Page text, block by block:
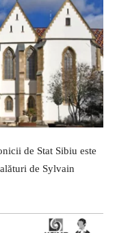
de Stat Sibiu este
de Sylvain